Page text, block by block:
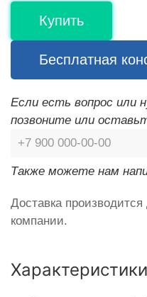
Купить
Бесплатная
Если есть вопрос или
позвоните или
Также можете нам
Доставка
компании.
Характеристики